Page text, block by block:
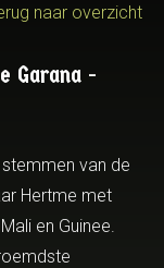
naar overzicht
Garana -
van de
Hertme met
en Guinee.